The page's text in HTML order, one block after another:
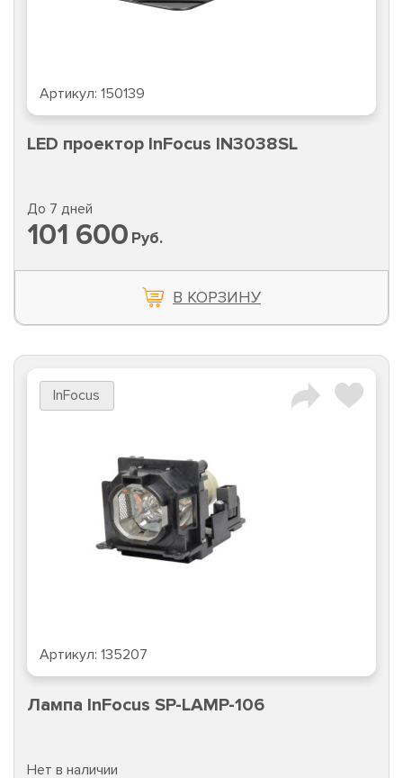
Артикул: 150139
LED проектор InFocus IN3038SL
До 7 дней
101 600 Руб.
В КОРЗИНУ
InFocus
Артикул: 135207
Лампа InFocus SP-LAMP-106
Нет в наличии